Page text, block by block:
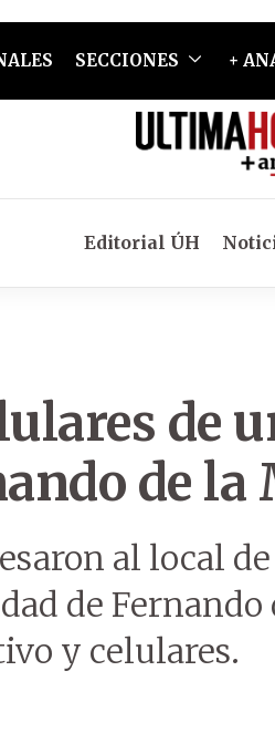
SECCIONES +
Editorial ÚH
de
de la
al local
de Fernando
y celulares.